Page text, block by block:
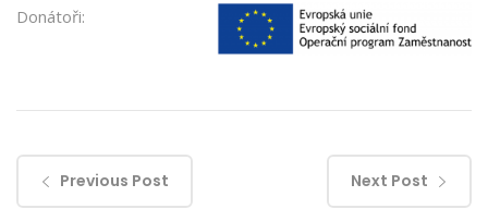
Donátoři:
Previous Post Next Post